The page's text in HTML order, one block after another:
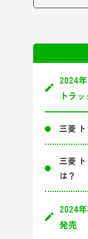
2024
トラ
三菱
三菱
は？
2024
発売